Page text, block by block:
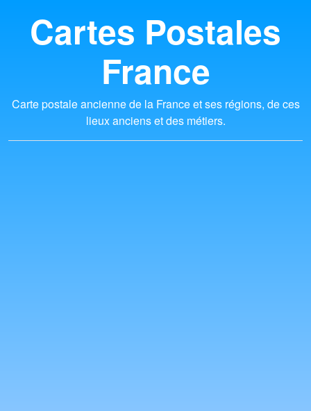
Cartes Postales
France
Carte postale ancienne de la France et ses régions, de ces
lieux anciens et des métiers.